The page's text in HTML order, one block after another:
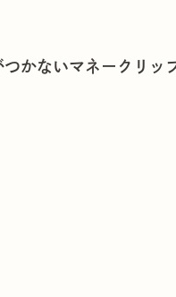
かないマネークリッ